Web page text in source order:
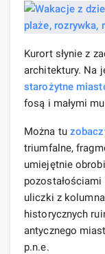
Kurort słynie z
architektury. Na
starożytne
fosą i małymi
Można tu
triumfalne,
umiejętnie
uliczki z
historycznych
antycznego
p.n.e.